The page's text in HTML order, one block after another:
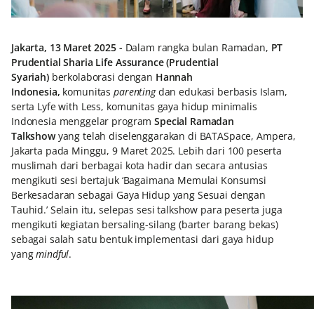
Jakarta, 13 Maret 2025 - Dalam rangka bulan Ramadan, PT
Prudential Sharia Life Assurance (Prudential
Syariah) berkolaborasi dengan Hannah
Indonesia, komunitasparentingdan edukasi berbasis Islam,
serta Lyfe with Less, komunitas gaya hidup minimalis
Indonesia menggelar programSpecial Ramadan
Talkshowyang telah diselenggarakan di BATASpace, Ampera,
Jakarta pada Minggu, 9 Maret 2025. Lebih dari 100 peserta
muslimah dari berbagai kota hadir dan secara antusias
mengikuti sesi bertajuk ‘Bagaimana Memulai Konsumsi
Berkesadaran sebagai Gaya Hidup yang Sesuai dengan
Tauhid.’ Selain itu, selepas sesi talkshow para peserta juga
mengikuti kegiatan bersaling-silang (barter barang bekas)
sebagai salah satu bentuk implementasi dari gaya hidup
yangmindful.